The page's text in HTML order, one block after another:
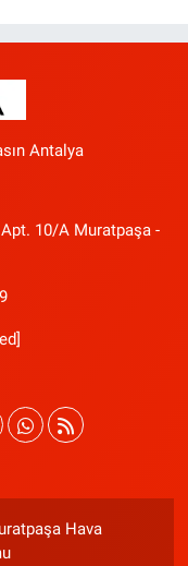
Antalya
10/A Muratpaşa -
Hava